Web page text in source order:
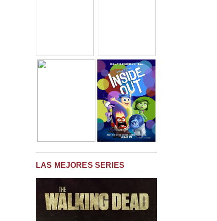
LAS MEJORES SERIES